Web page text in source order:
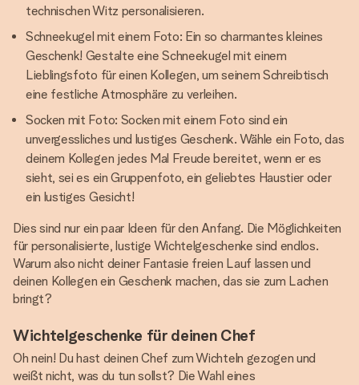
technischen Witz personalisieren.
Schneekugel mit einem Foto: Ein so charmantes kleines
Geschenk! Gestalte eine Schneekugel mit einem
Lieblingsfoto für einen Kollegen, um seinem Schreibtisch
eine festliche Atmosphäre zu verleihen.
Socken mit Foto: Socken mit einem Foto sind ein
unvergessliches und lustiges Geschenk. Wähle ein Foto, das
deinem Kollegen jedes Mal Freude bereitet, wenn er es
sieht, sei es ein Gruppenfoto, ein geliebtes Haustier oder
ein lustiges Gesicht!
Dies sind nur ein paar Ideen für den Anfang. Die Möglichkeiten
für personalisierte, lustige Wichtelgeschenke sind endlos.
Warum also nicht deiner Fantasie freien Lauf lassen und
deinen Kollegen ein Geschenk machen, das sie zum Lachen
bringt?
Wichtelgeschenke für deinen Chef
Oh nein! Du hast deinen Chef zum Wichteln gezogen und
weißt nicht, was du tun sollst? Die Wahl eines